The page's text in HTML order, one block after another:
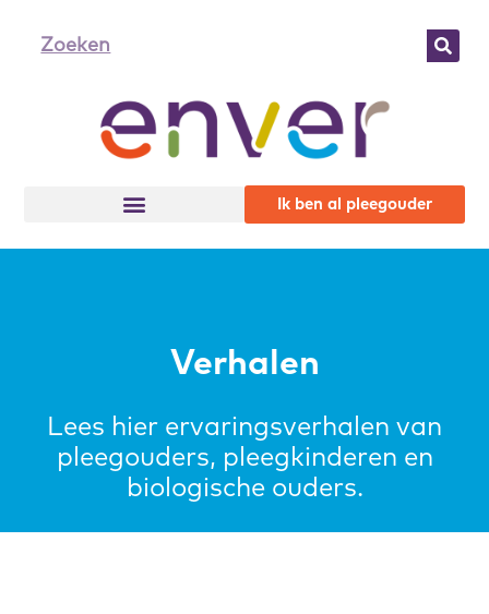
Ik ben al pleegouder
Verhalen
Lees hier ervaringsverhalen van
pleegouders, pleegkinderen en
biologische ouders.